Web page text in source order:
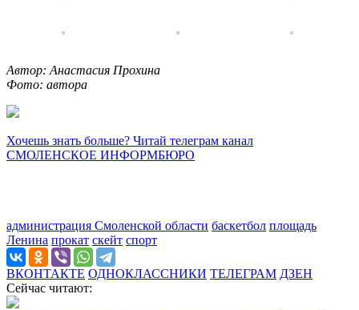
Автор: Анастасия Прохина
Фото: автора
Хочешь знать больше? Читай телеграм канал
СМОЛЕНСКОЕ ИНФОРМБЮРО
администрация Смоленской области баскетбол площадь
Ленина прокат скейт спорт
ВКОНТАКТЕ ОДНОКЛАССНИКИ ТЕЛЕГРАМ ДЗЕН
Сейчас читают: